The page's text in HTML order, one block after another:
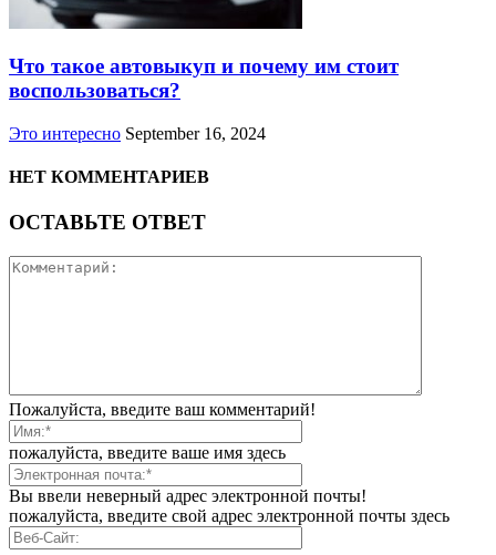
Что такое автовыкуп и почему им стоит
воспользоваться?
Это интересно September 16, 2024
НЕТ КОММЕНТАРИЕВ
ОСТАВЬТЕ ОТВЕТ
Пожалуйста, введите ваш комментарий!
пожалуйста, введите ваше имя здесь
Вы ввели неверный адрес электронной почты!
пожалуйста, введите свой адрес электронной почты здесь